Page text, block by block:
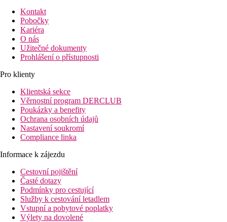
Kontakt
Pobočky
Kariéra
O nás
Užitečné dokumenty
Prohlášení o přístupnosti
Pro klienty
Klientská sekce
Věrnostní program DERCLUB
Poukázky a benefity
Ochrana osobních údajů
Nastavení soukromí
Compliance linka
Informace k zájezdu
Cestovní pojištění
Časté dotazy
Podmínky pro cestující
Služby k cestování letadlem
Vstupní a pobytové poplatky
Výlety na dovolené